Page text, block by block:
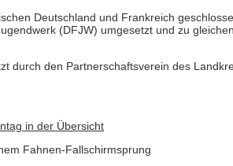
Deutschland und Frankreich
(DFJW) umgesetzt und zu
durch den Partnerschaftsverein des
in der Übersicht
Fahnen-Fallschirmsprung